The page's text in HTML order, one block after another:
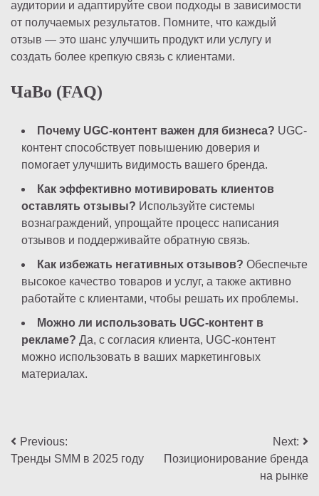
аудитории и адаптируйте свои подходы в зависимости
от получаемых результатов. Помните, что каждый
отзыв — это шанс улучшить продукт или услугу и
создать более крепкую связь с клиентами.
ЧаВо (FAQ)
Почему UGC-контент важен для бизнеса? UGC-
контент способствует повышению доверия и
помогает улучшить видимость вашего бренда.
Как эффективно мотивировать клиентов
оставлять отзывы? Используйте системы
вознаграждений, упрощайте процесс написания
отзывов и поддерживайте обратную связь.
Как избежать негативных отзывов? Обеспечьте
высокое качество товаров и услуг, а также активно
работайте с клиентами, чтобы решать их проблемы.
Можно ли использовать UGC-контент в
рекламе? Да, с согласия клиента, UGC-контент
можно использовать в ваших маркетинговых
материалах.
Навигация
по
Previous:
Тренды SMM в 2025 году
Next:
Позиционирование бренда
на рынке